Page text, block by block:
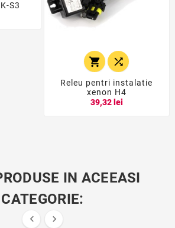
S3
 
Releu pentri instalatie
xenon H4
39,32 lei
IN ACEEASI
CATEGORIE:
 